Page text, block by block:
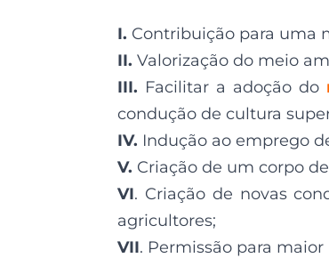
I. Contribuição para uma
II. Valorização do meio
III. Facilitar a adoção do
condução de cultura
IV. Indução ao emprego
V. Criação de um corpo
VI. Criação de novas
agricultores;
VII. Permissão para